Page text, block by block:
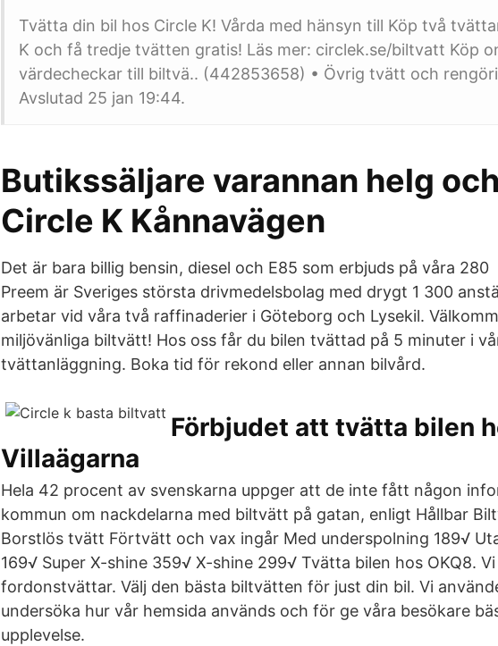
Tvätta din bil hos Circle K! Vårda med hänsyn till Köp två
K och få tredje tvätten gratis! Läs mer: circlek.se/biltvatt Köp
värdecheckar till biltvä.. (442853658) • Övrig tvätt och
Avslutad 25 jan 19:44.
Butikssäljare varannan helg
Circle K Kånnavägen
Det är bara billig bensin, diesel och E85 som erbjuds på våra
Preem är Sveriges största drivmedelsbolag med drygt 1 300
arbetar vid våra två raffinaderier i Göteborg och Lysekil.
miljövänliga biltvätt! Hos oss får du bilen tvättad på 5 minuter i
tvättanläggning. Boka tid för rekond eller annan bilvård.
Förbjudet att tvätta bilen
Villaägarna
Hela 42 procent av svenskarna uppger att de inte fått någon
kommun om nackdelarna med biltvätt på gatan, enligt Hållbar
Borstlös tvätt Förtvätt och vax ingår Med underspolning 189√
169√ Super X-shine 359√ X-shine 299√ Tvätta bilen hos OKQ8.
fordonstvättar. Välj den bästa biltvätten för just din bil. Vi
undersöka hur vår hemsida används och för ge våra besökare
upplevelse.